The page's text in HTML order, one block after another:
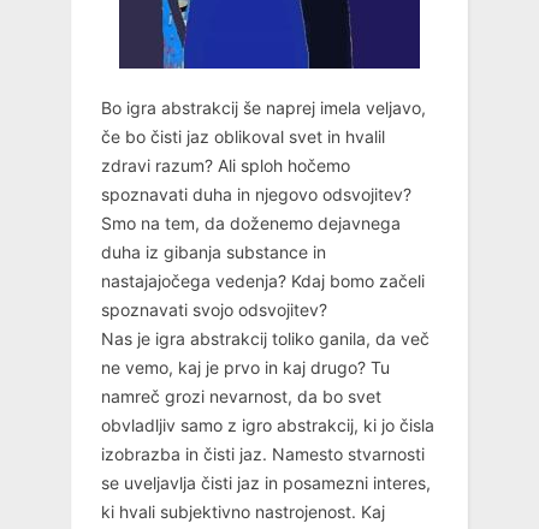
Bo igra abstrakcij še naprej imela veljavo,
če bo čisti jaz oblikoval svet in hvalil
zdravi razum? Ali sploh hočemo
spoznavati duha in njegovo odsvojitev?
Smo na tem, da doženemo dejavnega
duha iz gibanja substance in
nastajajočega vedenja? Kdaj bomo začeli
spoznavati svojo odsvojitev?
Nas je igra abstrakcij toliko ganila, da več
ne vemo, kaj je prvo in kaj drugo? Tu
namreč grozi nevarnost, da bo svet
obvladljiv samo z igro abstrakcij, ki jo čisla
izobrazba in čisti jaz. Namesto stvarnosti
se uveljavlja čisti jaz in posamezni interes,
ki hvali subjektivno nastrojenost. Kaj